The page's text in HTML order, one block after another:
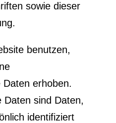
sowie dieser
benutzen,
erhoben.
Daten sind Daten,
identifiziert